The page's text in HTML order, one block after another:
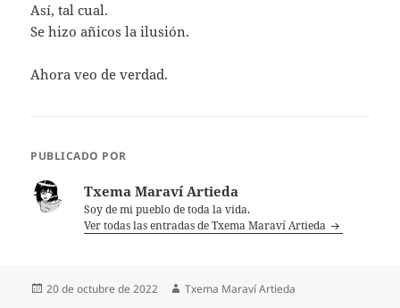
Así, tal cual.
Se hizo añicos la ilusión.
Ahora veo de verdad.
PUBLICADO POR
Txema Maraví Artieda
Soy de mi pueblo de toda la vida.
Ver todas las entradas de Txema Maraví Artieda
Publicado
20 de octubre de 2022 Autor
Txema Maraví Artieda